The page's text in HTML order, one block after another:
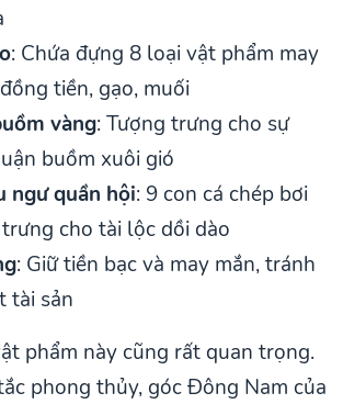
: Chứa đựng 8 loại vật phẩm may
tiền, gạo, muối
vàng: Tượng trưng cho sự
buồm xuôi gió
ngư quần hội: 9 con cá chép bơi
cho tài lộc dồi dào
: Giữ tiền bạc và may mắn, tránh
tài sản
phẩm này cũng rất quan trọng.
phong thủy, góc Đông Nam của